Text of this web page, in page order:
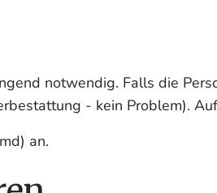
notwendig. Falls die
- kein Problem).
an.